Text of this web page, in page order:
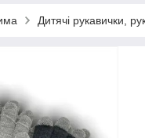
Дитячі рукавички,